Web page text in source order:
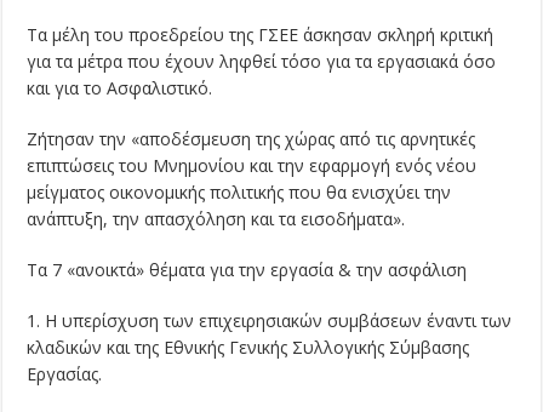
Τα μέλη του προεδρείου της ΓΣΕΕ άσκησαν σκληρή κριτική
για τα μέτρα που έχουν ληφθεί τόσο για τα εργασιακά όσο
και για το Ασφαλιστικό.
Ζήτησαν την «αποδέσμευση της χώρας από τις αρνητικές
επιπτώσεις του Μνημονίου και την εφαρμογή ενός νέου
μείγματος οικονομικής πολιτικής που θα ενισχύει την
ανάπτυξη, την απασχόληση και τα εισοδήματα».
Τα 7 «ανοικτά» θέματα για την εργασία & την ασφάλιση
1. Η υπερίσχυση των επιχειρησιακών συμβάσεων έναντι των
κλαδικών και της Εθνικής Γενικής Συλλογικής Σύμβασης
Εργασίας.